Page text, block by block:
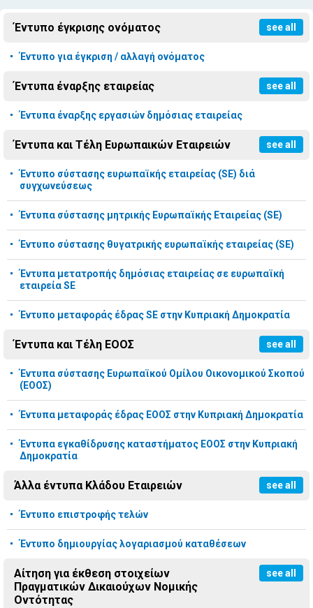
Έντυπο έγκρισης ονόματος see all
Έντυπο για έγκριση / αλλαγή ονόματος
Έντυπα έναρξης εταιρείας see all
Έντυπα έναρξης εργασιών δημόσιας εταιρείας
Έντυπα και Τέλη Ευρωπαικών Εταιρειών see all
Έντυπο σύστασης ευρωπαϊκής εταιρείας (SE) διά
συγχωνεύσεως
Έντυπα σύστασης μητρικής Ευρωπαϊκής Εταιρείας (SE)
Έντυπο σύστασης θυγατρικής ευρωπαϊκής εταιρείας (SE)
Έντυπα μετατροπής δημόσιας εταιρείας σε ευρωπαϊκή
εταιρεία SE
Έντυπο μεταφοράς έδρας SE στην Κυπριακή Δημοκρατία
Έντυπα και Τέλη ΕΟΟΣ see all
Έντυπα σύστασης Ευρωπαϊκού Ομίλου Οικονομικού Σκοπού
(ΕΟΟΣ)
Έντυπα μεταφοράς έδρας ΕΟΟΣ στην Κυπριακή Δημοκρατία
Έντυπα εγκαθίδρυσης καταστήματος ΕΟΟΣ στην Κυπριακή
Δημοκρατία
Άλλα έντυπα Κλάδου Εταιρειών see all
Έντυπο επιστροφής τελών
Έντυπο δημιουργίας λογαριασμού καταθέσεων
Αίτηση για έκθεση στοιχείων
Πραγματικών Δικαιούχων Νομικής
Οντότητας
see all